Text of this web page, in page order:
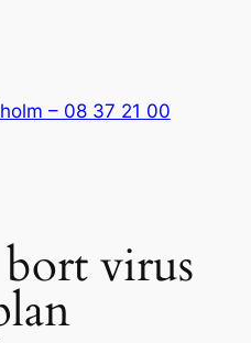
– 08 37 21 00
virus